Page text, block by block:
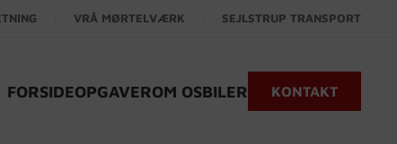
VRÅ MØRTELVÆRK SEJLSTRUP TRANSPORT
FORSIDEOPGAVEROM OSBILER KONTAKT